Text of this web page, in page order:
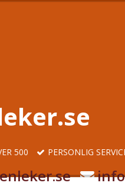
500 PERSONLIG